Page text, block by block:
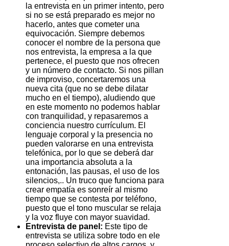
la entrevista en un primer intento, pero
si no se está preparado es mejor no
hacerlo, antes que cometer una
equivocación. Siempre debemos
conocer el nombre de la persona que
nos entrevista, la empresa a la que
pertenece, el puesto que nos ofrecen
y un número de contacto. Si nos pillan
de improviso, concertaremos una
nueva cita (que no se debe dilatar
mucho en el tiempo), aludiendo que
en este momento no podemos hablar
con tranquilidad, y repasaremos a
conciencia nuestro currículum. El
lenguaje corporal y la presencia no
pueden valorarse en una entrevista
telefónica, por lo que se deberá dar
una importancia absoluta a la
entonación, las pausas, el uso de los
silencios,.. Un truco que funciona para
crear empatía es sonreír al mismo
tiempo que se contesta por teléfono,
puesto que el tono muscular se relaja
y la voz fluye con mayor suavidad.
Entrevista de panel: Este tipo de
entrevista se utiliza sobre todo en ele